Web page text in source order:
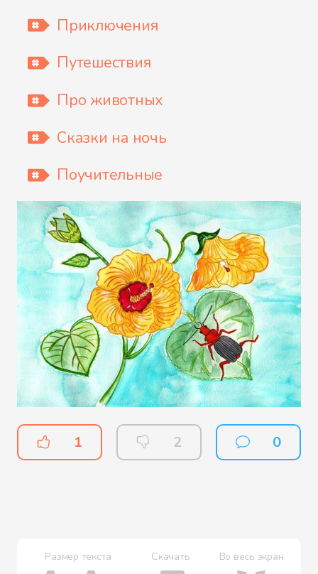
Приключения
Путешествия
Про животных
Сказки на ночь
Поучительные
1 2 0
Размер текста Скачать Во весь экран